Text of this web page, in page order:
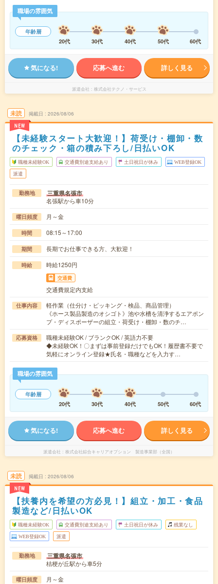
職場の雰囲気
年齢層
20代
30代 40代 50代 60代
気になる! 応募へ進む 詳しく見る
派遣会社 株式会社テクノ・サービス
未読
NEW
掲載日 2026/08/06
【未経験スタート大歓迎！】荷受け・棚卸・数
のチェック・箱の積み下ろし/日払いOK
職種未経験OK 交通費別途支給あり 土日祝日が休み WEB登録OK
派遣
勤務地 三重県名張市
名張駅から車10分
曜日頻度 月～金
時間 08:15～17:00
期間 長期でお仕事できる方、大歓迎！
時給 時給1250円
交通費
交通費規定内支給
仕事内容
軽作業（仕分け・ピッキング・検品、商品管理）
《ホース製品製造のオシゴト》池や水槽を清浄するエアポン
プ・ディスポーザーの組立・荷受け・棚卸・数のチ…
応募資格
職種未経験OK / ブランクOK / 英語力不要
◆未経験OK！〇まずは事前登録だけでもOK！履歴書不要で
気軽にオンライン登録★氏名・職種などを入力す…
職場の雰囲気
年齢層
20代
30代 40代 50代 60代
気になる! 応募へ進む 詳しく見る
派遣会社 株式会社綜合キャリアオプション 製造事業部（全国）
未読
NEW
掲載日 2026/08/06
【扶養内を希望の方必見！】組立・加工・食品
製造など/日払いOK
職種未経験OK 交通費別途支給あり 土日祝日が休み 残業なし
WEB登録OK 派遣
勤務地 三重県名張市
桔梗が丘駅から車5分
曜日頻度 月～金